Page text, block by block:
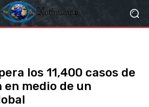
los 11,400 casos de
medio de un